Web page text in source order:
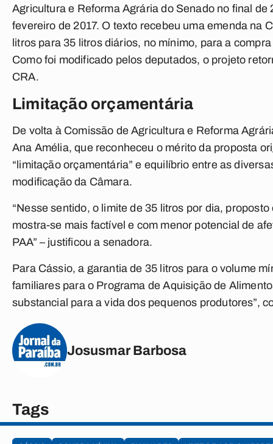
Agricultura e Reforma Agrária do Senado no final
fevereiro de 2017. O texto recebeu uma emenda na
litros para 35 litros diários, no mínimo, para a
Como foi modificado pelos deputados, o projeto
CRA.
Limitação orçamentária
De volta à Comissão de Agricultura e Reforma
Ana Amélia, que reconheceu o mérito da proposta
“limitação orçamentária” e equilíbrio entre as
modificação da Câmara.
“Nesse sentido, o limite de 35 litros por dia,
mostra-se mais factível e com menor potencial de
PAA” – justificou a senadora.
Para Cássio, a garantia de 35 litros para o volume
familiares para o Programa de Aquisição de
substancial para a vida dos pequenos produtores”,
Josusmar Barbosa
Tags